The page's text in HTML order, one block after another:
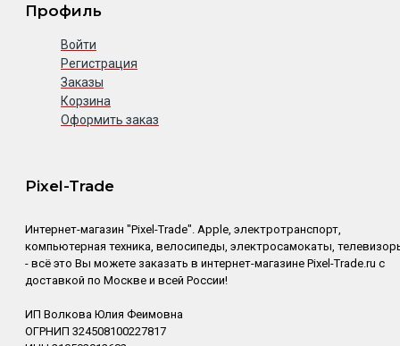
Профиль
Войти
Регистрация
Заказы
Корзина
Оформить заказ
Pixel-Trade
Интернет-магазин "Pixel-Trade". Apple, электротранспорт,
компьютерная техника, велосипеды, электросамокаты,
- всё это Вы можете заказать в интернет-магазине Pixel-Trade.ru с
доставкой по Москве и всей России!
ИП Волкова Юлия Феимовна
ОГРНИП 324508100227817